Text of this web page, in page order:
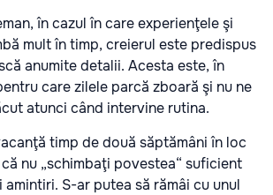
în cazul în care experienţele şi
mult în timp, creierul este predispus
anumite detalii. Acesta este, în
care zilele parcă zboară şi nu ne
atunci când intervine rutina.
timp de două săptămâni în loc
nu „schimbaţi povestea“ suficient
S-ar putea să rămâi cu unul